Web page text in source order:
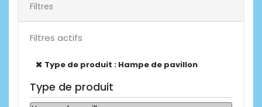
Filtres
Filtres actifs
Type de produit : Hampe de pavillon
Type de produit